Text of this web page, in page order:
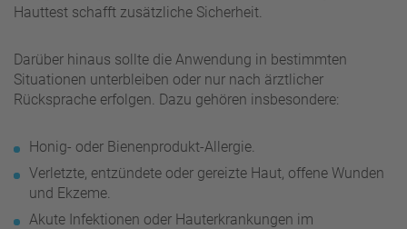
Hauttest schafft zusätzliche Sicherheit.
Darüber hinaus sollte die Anwendung in bestimmten
Situationen unterbleiben oder nur nach ärztlicher
Rücksprache erfolgen. Dazu gehören insbesondere:
Honig- oder Bienenprodukt-Allergie.
Verletzte, entzündete oder gereizte Haut, offene Wunden
und Ekzeme.
Akute Infektionen oder Hauterkrankungen im